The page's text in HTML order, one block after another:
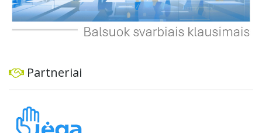
Partneriai